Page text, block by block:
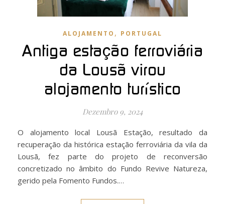
ALOJAMENTO , PORTUGAL
Antiga estação ferroviária
da Lousã virou
alojamento turístico
Dezembro 9, 2024
O alojamento local Lousã Estação, resultado da
recuperação da histórica estação ferroviária da vila da
Lousã, fez parte do projeto de reconversão
concretizado no âmbito do Fundo Revive Natureza,
gerido pela Fomento Fundos.…